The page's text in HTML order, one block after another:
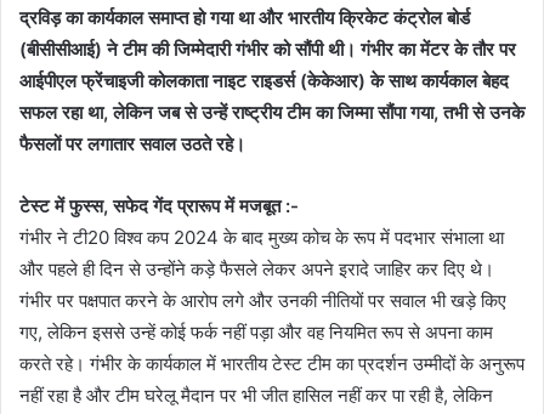
द्रविड़ का कार्यकाल समाप्त हो गया था और भारतीय क्रिकेट कंट्रोल बोर्ड
(बीसीसीआई) ने टीम की जिम्मेदारी गंभीर को सौंपी थी। गंभीर का मेंटर के तौर पर
आईपीएल फ्रेंचाइजी कोलकाता नाइट राइडर्स (केकेआर) के साथ कार्यकाल बेहद
सफल रहा था, लेकिन जब से उन्हें राष्ट्रीय टीम का जिम्मा सौंपा गया, तभी से उनके
फैसलों पर लगातार सवाल उठते रहे।
टेस्ट में फुस्स, सफेद गेंद प्रारूप में मजबूत :-
गंभीर ने टी20 विश्व कप 2024 के बाद मुख्य कोच के रूप में पदभार संभाला था
और पहले ही दिन से उन्होंने कड़े फैसले लेकर अपने इरादे जाहिर कर दिए थे।
गंभीर पर पक्षपात करने के आरोप लगे और उनकी नीतियों पर सवाल भी खड़े किए
गए, लेकिन इससे उन्हें कोई फर्क नहीं पड़ा और वह नियमित रूप से अपना काम
करते रहे। गंभीर के कार्यकाल में भारतीय टेस्ट टीम का प्रदर्शन उम्मीदों के अनुरूप
नहीं रहा है और टीम घरेलू मैदान पर भी जीत हासिल नहीं कर पा रही है, लेकिन